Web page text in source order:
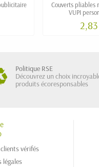
Couverts pliables
VUPI
Politique RSE
Découvrez un choix
produits écoresponsables
vérifés
légales